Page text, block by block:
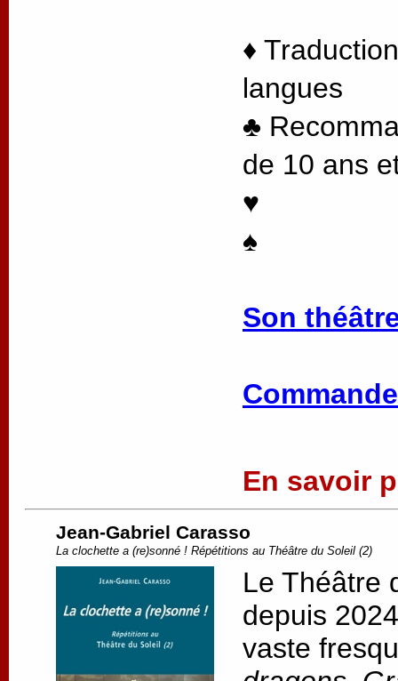
♦
langues
♣
de 10 ans
♥
♠
Son
En savoir
Jean-Gabriel Carasso
La clochette a (re)sonné ! Répétitions au Théâtre du Soleil (2)
Le Théâtre
depuis
vaste